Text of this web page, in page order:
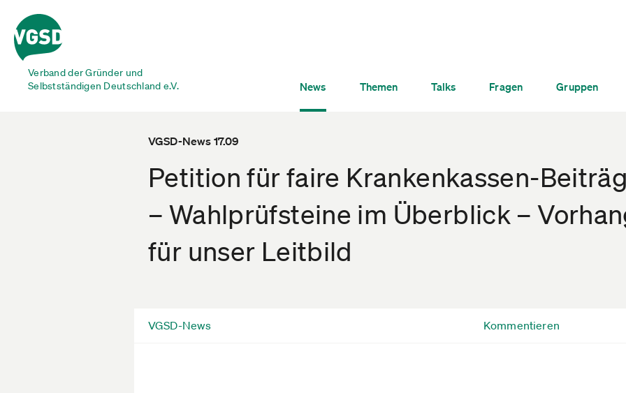
Verband der Gründer und
Selbstständigen Deutschland e.V.
News Themen Talks Fragen Gruppen
VGSD-News 17.09
Petition für faire Krankenkassen-
– Wahlprüfsteine im Überblick –
für unser Leitbild
VGSD-News Kommentieren